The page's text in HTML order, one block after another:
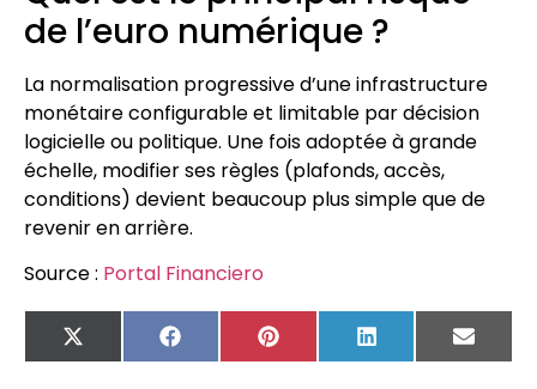
de l’euro numérique ?
La normalisation progressive d’une infrastructure
monétaire configurable et limitable par décision
logicielle ou politique. Une fois adoptée à grande
échelle, modifier ses règles (plafonds, accès,
conditions) devient beaucoup plus simple que de
revenir en arrière.
Source : Portal Financiero
X
(Twitter)
FacebookPinterest LinkedIn Email